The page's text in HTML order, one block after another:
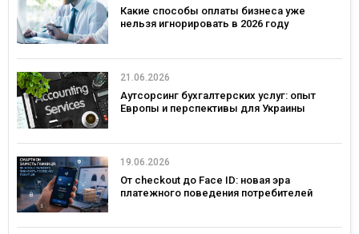
Какие способы оплаты бизнеса уже
нельзя игнорировать в 2026 году
21.06.2026
Аутсорсинг бухгалтерских услуг: опыт
Европы и перспективы для Украины
19.06.2026
От checkout до Face ID: новая эра
платежного поведения потребителей